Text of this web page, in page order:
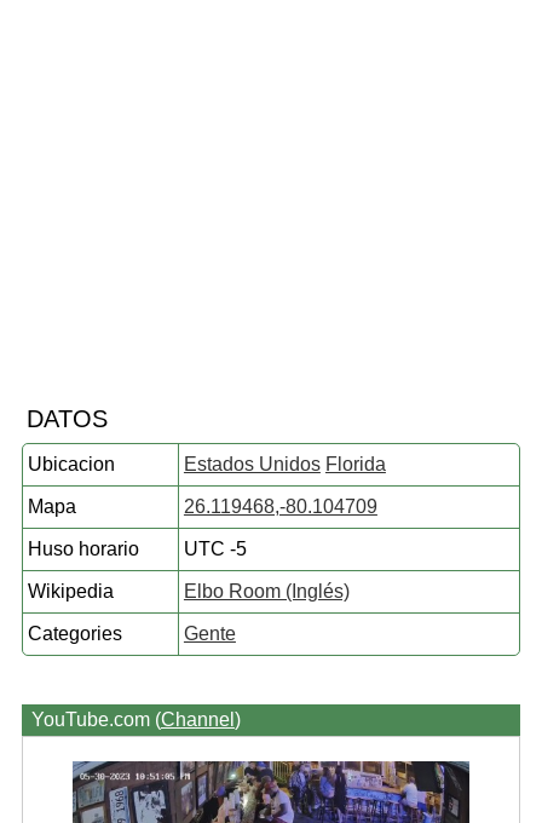
DATOS
Ubicacion Estados Unidos Florida
Mapa 26.119468,-80.104709
Huso horario UTC -5
Wikipedia Elbo Room (Inglés)
Categories Gente
YouTube.com (Channel )